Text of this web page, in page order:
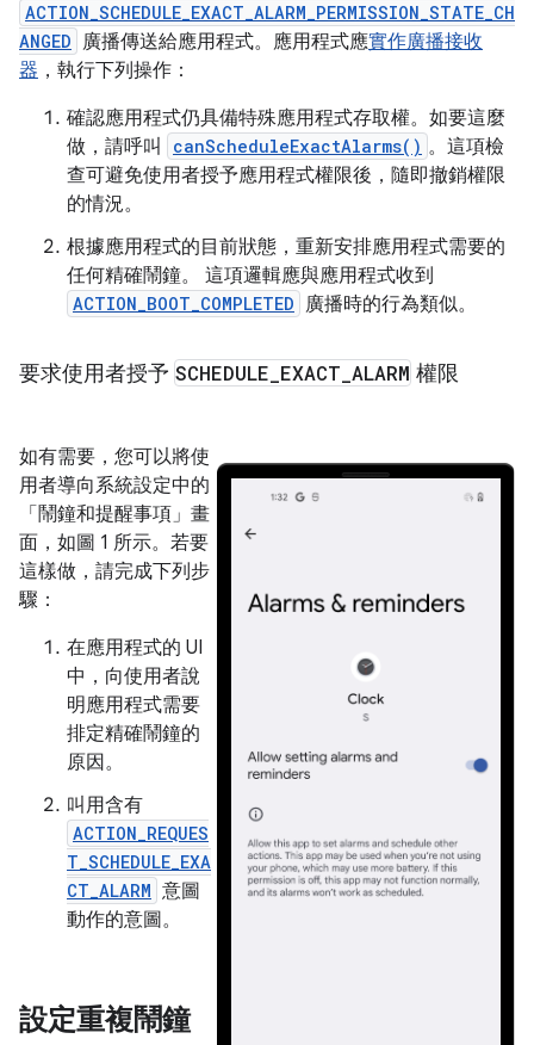
ACTION_SCHEDULE_EXACT_ALARM_PERMISSION_STATE_CH
ANGED 廣播傳送給應用程式。應用程式應實作廣播接收
器 ，執行下列操作：
確認應用程式仍具備特殊應用程式存取權。如要這麼
做，請呼叫
canScheduleExactAlarms() 。這項檢
查可避免使用者授予應用程式權限後，隨即撤銷權限
的情況。
根據應用程式的目前狀態，重新安排應用程式需要的
任何精確鬧鐘。 這項邏輯應與應用程式收到
ACTION_BOOT_COMPLETED 廣播時的行為類似。
要求使用者授予 SCHEDULE EXACT ALARM 權限
如有需要，您可以將使
用者導向系統設定中的
「鬧鐘和提醒事項」 畫
面，如圖 1 所示。若要
這樣做，請完成下列步
驟：
在應用程式的 UI
中，向使用者說
明應用程式需要
排定精確鬧鐘的
原因。
叫用含有
ACTION_REQUES
T_SCHEDULE_EXA
CT_ALARM 意圖
動作的意圖。
設定重複鬧鐘